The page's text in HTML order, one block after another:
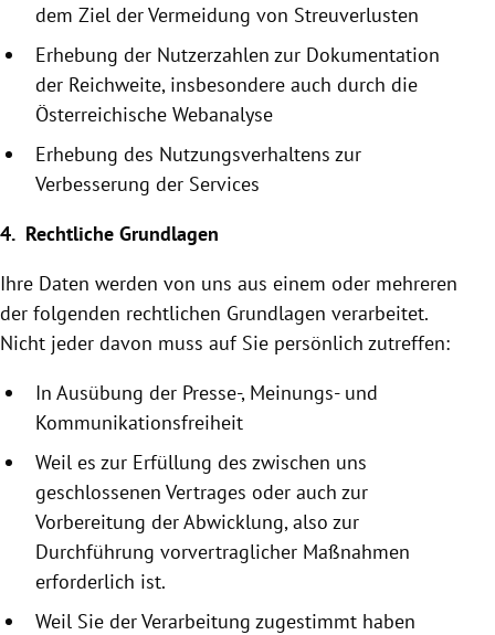
dem Ziel der Vermeidung von Streuverlusten
Erhebung der Nutzerzahlen zur Dokumentation
der Reichweite, insbesondere auch durch die
Österreichische Webanalyse
Erhebung des Nutzungsverhaltens zur
Verbesserung der Services
4. Rechtliche Grundlagen
Ihre Daten werden von uns aus einem oder mehreren
der folgenden rechtlichen Grundlagen verarbeitet.
Nicht jeder davon muss auf Sie persönlich zutreffen:
In Ausübung der Presse-, Meinungs- und
Kommunikationsfreiheit
Weil es zur Erfüllung des zwischen uns
geschlossenen Vertrages oder auch zur
Vorbereitung der Abwicklung, also zur
Durchführung vor­vertraglicher Maßnahmen
erforderlich ist.
Weil Sie der Verarbeitung zugestimmt haben